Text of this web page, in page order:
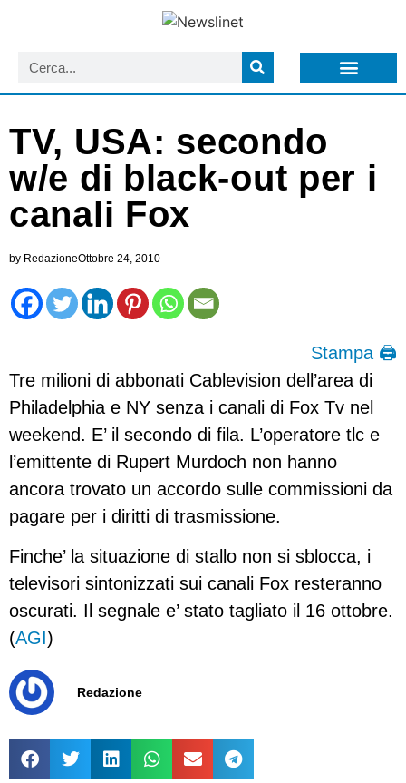
TV, USA: secondo
w/e di black-out per i
canali Fox
by RedazioneOttobre 24, 2010
Stampa 🖨
Tre milioni di abbonati Cablevision dell’area di
Philadelphia e NY senza i canali di Fox Tv nel
weekend. E’ il secondo di fila. L’operatore tlc e
l’emittente di Rupert Murdoch non hanno
ancora trovato un accordo sulle commissioni da
pagare per i diritti di trasmissione.
Finche’ la situazione di stallo non si sblocca, i
televisori sintonizzati sui canali Fox resteranno
oscurati. Il segnale e’ stato tagliato il 16 ottobre.
(AGI)
Redazione